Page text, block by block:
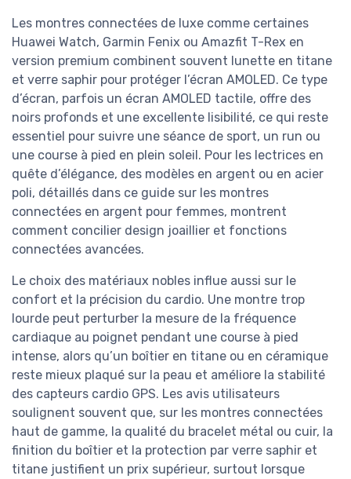
Les montres connectées de luxe comme certaines
Huawei Watch, Garmin Fenix ou Amazfit T-Rex en
version premium combinent souvent lunette en titane
et verre saphir pour protéger l’écran AMOLED. Ce type
d’écran, parfois un écran AMOLED tactile, offre des
noirs profonds et une excellente lisibilité, ce qui reste
essentiel pour suivre une séance de sport, un run ou
une course à pied en plein soleil. Pour les lectrices en
quête d’élégance, des modèles en argent ou en acier
poli, détaillés dans ce guide sur les montres
connectées en argent pour femmes, montrent
comment concilier design joaillier et fonctions
connectées avancées.
Le choix des matériaux nobles influe aussi sur le
confort et la précision du cardio. Une montre trop
lourde peut perturber la mesure de la fréquence
cardiaque au poignet pendant une course à pied
intense, alors qu’un boîtier en titane ou en céramique
reste mieux plaqué sur la peau et améliore la stabilité
des capteurs cardio GPS. Les avis utilisateurs
soulignent souvent que, sur les montres connectées
haut de gamme, la qualité du bracelet métal ou cuir, la
finition du boîtier et la protection par verre saphir et
titane justifient un prix supérieur, surtout lorsque